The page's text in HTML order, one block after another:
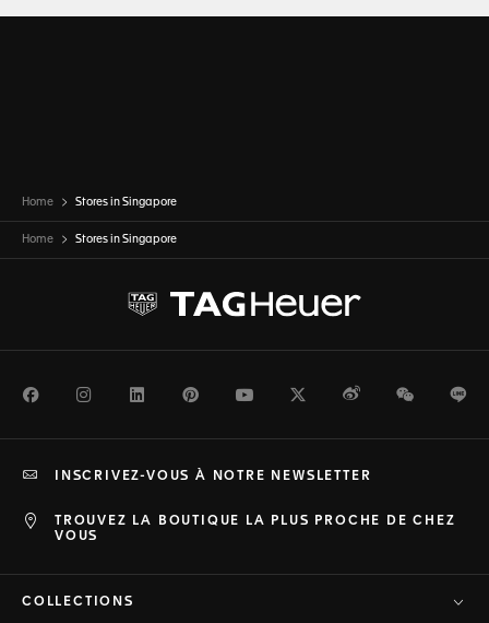
Home Stores in Singapore
Home Stores in Singapore
FacebookInstagramLinkedInPinterestYoutubeTwitterWeiboWeChat
TROUVEZ LA BOUTIQUE LA PLUS PROCHE DE CHEZ
VOUS
INSCRIVEZ-VOUS À NOTRE NEWSLETTER
COLLECTIONS